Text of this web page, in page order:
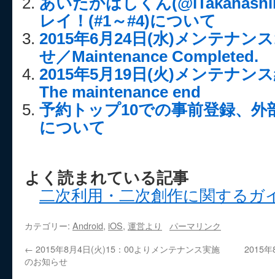
レイ！(#1～#4)について
2015年6月24日(水)メンテナン
せ／Maintenance Completed.
2015年5月19日(火)メンテナン
The maintenance end
予約トップ10での事前登録、外
について
よく読まれている記事
二次利用・二次創作に関するガ
カテゴリー: Android, iOS, 運営より
パーマリンク
← 2015年8月4日(火)15：00よりメンテナンス実施
のお知らせ
2015年